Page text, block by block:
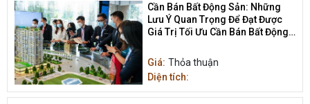
Cần Bán Bất Động Sản: Những
Lưu Ý Quan Trọng Để Đạt Được
Giá Trị Tối Ưu Cần Bán Bất Động
Giá: Thỏa thuận
Diện tích: